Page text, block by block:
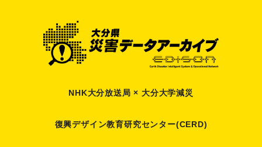
NHK大分放送局 × 大分大学減災
復興デザイン教育研究センター(CERD)